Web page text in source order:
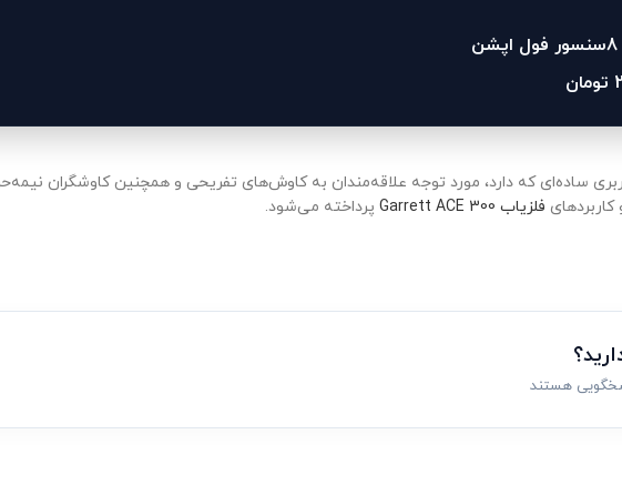
تومان
ساده‌ای که دارد، مورد توجه علاقه‌مندان به کاوش‌های تفریحی و همچنین کاوشگران
فلزیاب Garrett ACE 300 پرداخته می‌شود.
هستند